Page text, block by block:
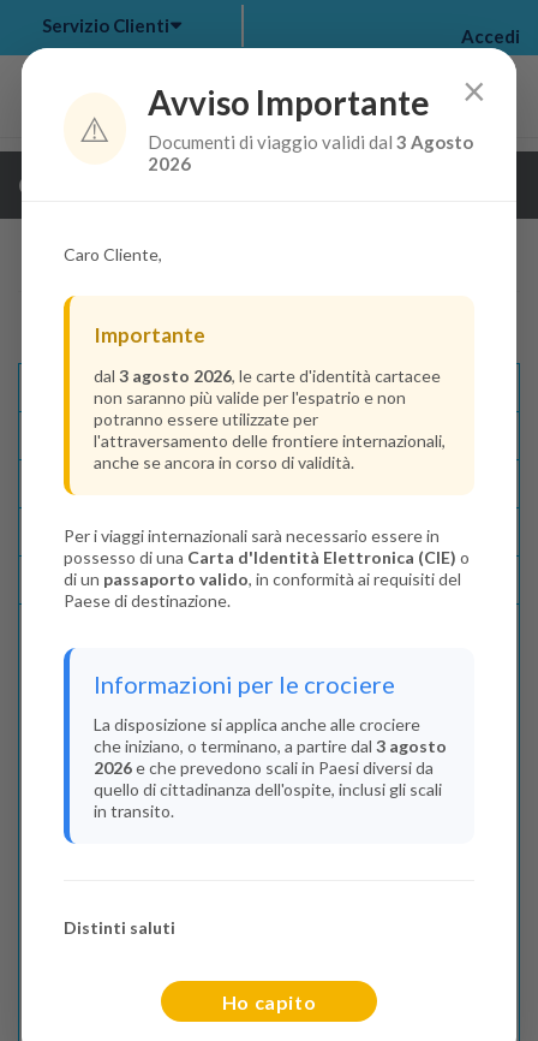
my bookings >
Servizio Clienti Accedi
Guarda i dettagli della crociera
Descrizione E Itinerario
Disponibilità
Recensioni
Lascia La Tua Recensione
Indica il numero dei passeggeri
Bambini(Da 2 a 17 anni)
0
Flight Cities
×
⚠️
Avviso Importante
Documenti di viaggio validi dal3 Agosto
2026
Caro Cliente,
Importante
dal 3 agosto 2026, le carte d'identità cartacee
non saranno più valide per l'espatrio e non
potranno essere utilizzate per
l'attraversamento delle frontiere internazionali,
anche se ancora in corso di validità.
Per i viaggi internazionali sarà necessario essere in
possesso di una Carta d'Identità Elettronica (CIE) o
di un passaporto valido, in conformità ai requisiti del
Paese di destinazione.
Informazioni per le crociere
La disposizione si applica anche alle crociere
che iniziano, o terminano, a partire dal 3 agosto
2026e che prevedono scali in Paesi diversi da
quello di cittadinanza dell'ospite, inclusi gli scali
in transito.
Distinti saluti
Ho capito